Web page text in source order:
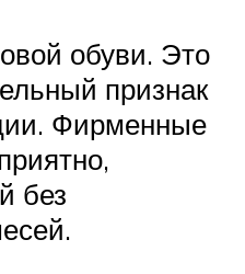
обуви. Это
признак
Фирменные
без